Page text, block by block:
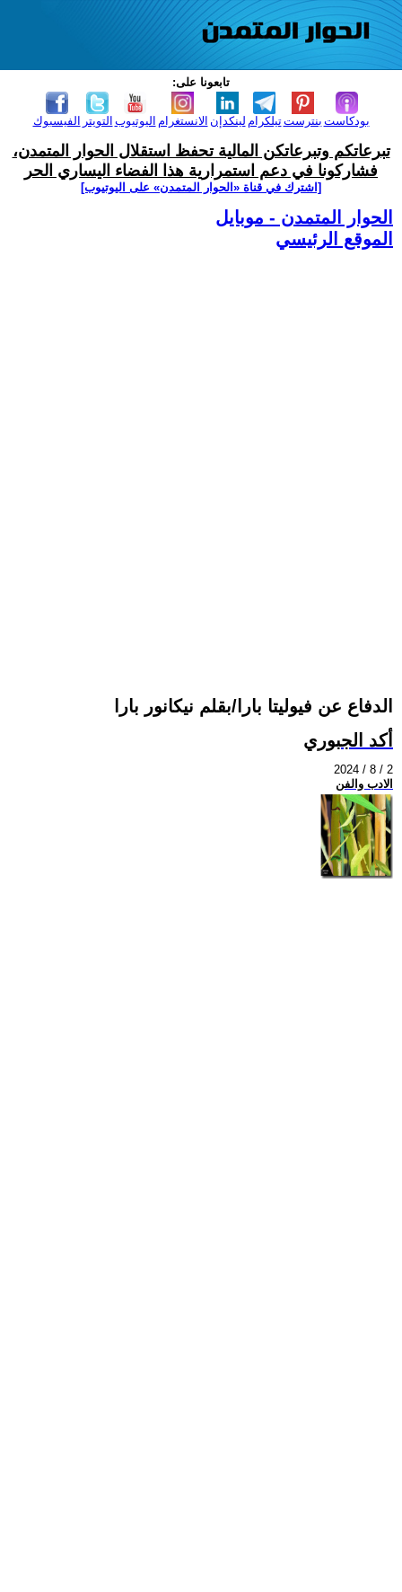
تابعونا على:
الفيسبوك التويتر اليوتيوب الانستغرام لينكدإن تيلكرامبنترست بودكاست
تبرعاتكم وتبرعاتكن المالية تحفظ استقلال الحوار المتمدن،
فشاركونا في دعم استمرارية هذا الفضاء اليساري الحر
[اشترك في قناة ‫«الحوار المتمدن» على اليوتيوب]
الحوار المتمدن - موبايل
الموقع الرئيسي
الدفاع عن فيوليتا بارا/بقلم نيكانور بارا
أكد الجبوري
2024 / 8 / 2
الادب والفن